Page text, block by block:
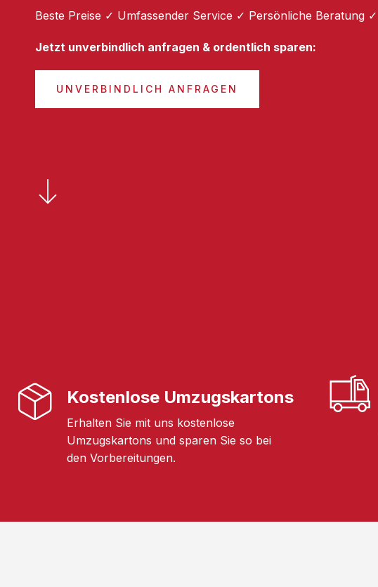
Beste Preise ✓ Umfassender Service ✓ Persönliche Beratung ✓
Jetzt unverbindlich anfragen & ordentlich sparen:
UNVERBINDLICH ANFRAGEN
Kostenlose Umzugskartons
Erhalten Sie mit uns kostenlose
Umzugskartons und sparen Sie so bei
den Vorbereitungen.